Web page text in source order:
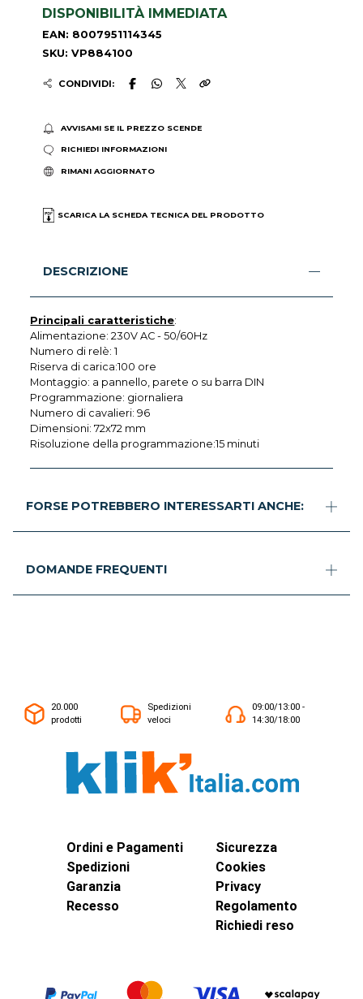
DISPONIBILITÀ IMMEDIATA
EAN: 8007951114345
SKU: VP884100
CONDIVIDI:
AVVISAMI SE IL PREZZO SCENDE
RICHIEDI INFORMAZIONI
RIMANI AGGIORNATO
SCARICA LA SCHEDA TECNICA DEL PRODOTTO
DESCRIZIONE
Principali caratteristiche:
Alimentazione: 230V AC - 50/60Hz
Numero di relè: 1
Riserva di carica:100 ore
Montaggio: a pannello, parete o su barra DIN
Programmazione: giornaliera
Numero di cavalieri: 96
Dimensioni: 72x72 mm
Risoluzione della programmazione:15 minuti
FORSE POTREBBERO INTERESSARTI ANCHE:
DOMANDE FREQUENTI
20.000
prodotti
Spedizioni
veloci
09:00/13:00 -
14:30/18:00
Ordini e Pagamenti
Spedizioni
Garanzia
Recesso
Sicurezza
Cookies
Privacy
Regolamento
Richiedi reso